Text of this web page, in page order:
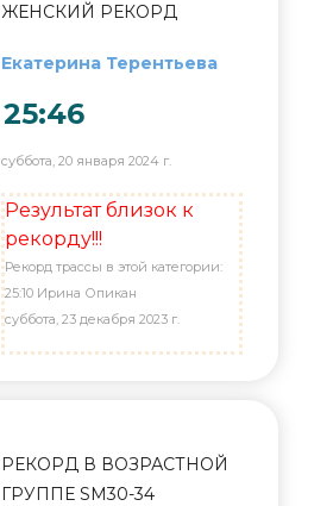
ЖЕНСКИЙ РЕКОРД
Екатерина Терентьева
25:46
суббота, 20 января 2024 г.
Результат близок к
рекорду!!!
Рекорд трассы в этой категории:
25:10 Ирина Опикан
суббота, 23 декабря 2023 г.
РЕКОРД В ВОЗРАСТНОЙ
ГРУППЕ SM30-34